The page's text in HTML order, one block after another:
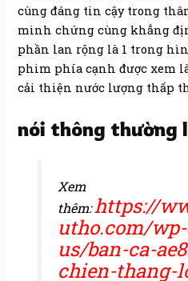
cùng đáng tin cậy trong
minh chứng cùng khẳng
phần lan rộng là 1 trong
phim phía cạnh được xem
cải thiện nước lượng thấp
nói thông thường
Xem
thêm:https://
utho.com/
us/ban-ca-
chien-thang-